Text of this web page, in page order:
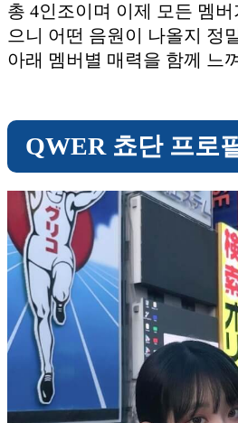
총 4인조이며 이제 모든 멤
으니 어떤 음원이 나올지 정
아래 멤버별 매력을 함께 느
QWER 쵸단 프로